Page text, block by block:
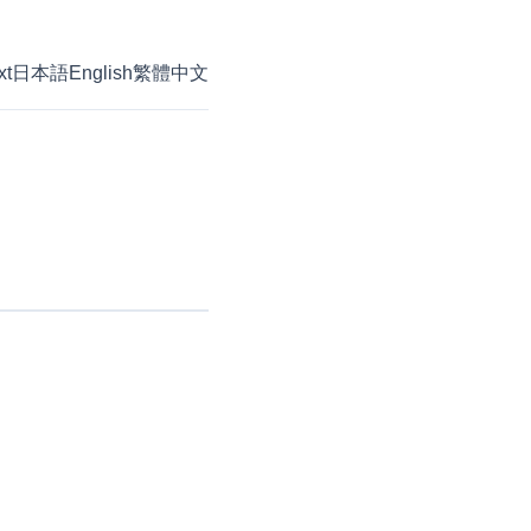
日本語English繁體中文